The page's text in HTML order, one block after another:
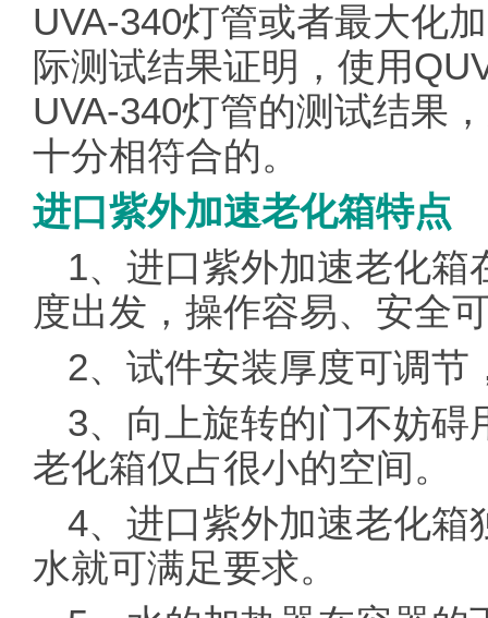
UVA-340灯管或者最大化
际测试结果证明，使用
UVA-340灯管的测试结果
十分相符合的。
进口紫外加速老化箱特点
1、进口紫外加速老化
度出发，操作容易、安全
2、试件安装厚度可调节
3、向上旋转的门不妨碍
老化箱仅占很小的空间。
4、进口紫外加速老化箱
水就可满足要求。